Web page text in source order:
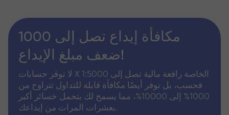
مكافأة إيداع تصل إلى 1000
ضعف مبلغ الإيداع!
لا توفر حسابات X الخاصة رافعة مالية تصل إلى 1:5000
فحسب، بل توفر أيضًا مكافأة قابلة للتداول تتراوح من
1000% إلى 10000%، مما يسمح لك بتحمل خسائر أكبر
بعشرات المرات من إيداعك.